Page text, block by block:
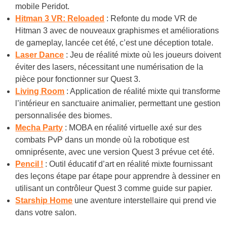
mobile Peridot.
Hitman 3 VR: Reloaded : Refonte du mode VR de
Hitman 3 avec de nouveaux graphismes et améliorations
de gameplay, lancée cet été, c’est une déception totale.
Laser Dance : Jeu de réalité mixte où les joueurs doivent
éviter des lasers, nécessitant une numérisation de la
pièce pour fonctionner sur Quest 3.
Living Room : Application de réalité mixte qui transforme
l’intérieur en sanctuaire animalier, permettant une gestion
personnalisée des biomes.
Mecha Party : MOBA en réalité virtuelle axé sur des
combats PvP dans un monde où la robotique est
omniprésente, avec une version Quest 3 prévue cet été.
Pencil ! : Outil éducatif d’art en réalité mixte fournissant
des leçons étape par étape pour apprendre à dessiner en
utilisant un contrôleur Quest 3 comme guide sur papier.
Starship Home une aventure interstellaire qui prend vie
dans votre salon.